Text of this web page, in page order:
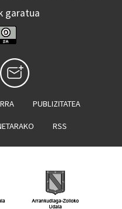
garatua
PUBLIZITATEA
RSS